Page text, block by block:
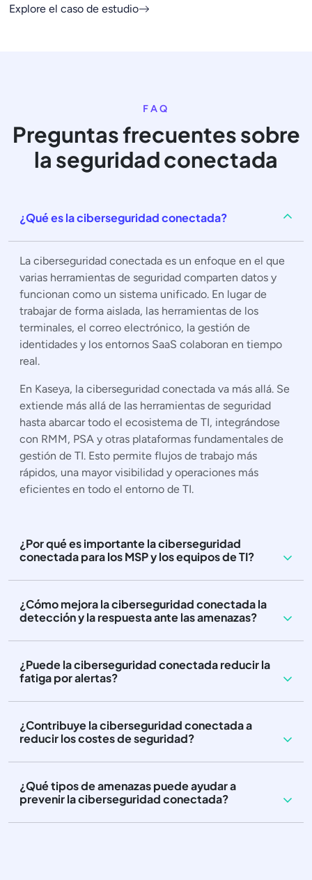
Explore el caso de estudio
FAQ
Preguntas frecuentes sobre
la seguridad conectada
¿Qué es la ciberseguridad conectada?
La ciberseguridad conectada es un enfoque en el que
varias herramientas de seguridad comparten datos y
funcionan como un sistema unificado. En lugar de
trabajar de forma aislada, las herramientas de los
terminales, el correo electrónico, la gestión de
identidades y los entornos SaaS colaboran en tiempo
real.
En Kaseya, la ciberseguridad conectada va más allá. Se
extiende más allá de las herramientas de seguridad
hasta abarcar todo el ecosistema de TI, integrándose
con RMM, PSA y otras plataformas fundamentales de
gestión de TI. Esto permite flujos de trabajo más
rápidos, una mayor visibilidad y operaciones más
eficientes en todo el entorno de TI.
¿Por qué es importante la ciberseguridad
conectada para los MSP y los equipos de TI?
¿Cómo mejora la ciberseguridad conectada la
detección y la respuesta ante las amenazas?
¿Puede la ciberseguridad conectada reducir la
fatiga por alertas?
¿Contribuye la ciberseguridad conectada a
reducir los costes de seguridad?
¿Qué tipos de amenazas puede ayudar a
prevenir la ciberseguridad conectada?